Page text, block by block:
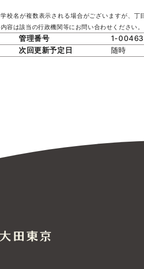
校名が複数表示される場合がございますが、丁
容は該当の行政機関等にお問い合わせください。
管理番号
1-
次回更新予定日 随時